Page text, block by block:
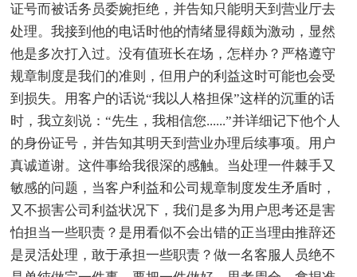
证号而被话务员委婉拒绝，并告知只能明天到营业厅去
处理。我接到他的电话时他的情绪显得颇为激动，显然
他是多次打入过。没有值班长在场，怎样办？严格遵守
规章制度是我们的准则，但用户的利益这时可能也会受
到损失。用客户的话说“我以人格担保”这样的沉重的话
时，我立刻说：“先生，我相信您......”并详细记下他个人
的身份证号，并告知其明天到营业办理后续事项。用户
真诚道谢。这件事给我很深的感触。当处理一件棘手又
敏感的问题，当客户利益和公司规章制度发生矛盾时，
又不损害公司利益状况下，我们是多为用户思考还是害
怕担当一些职责？是用看似不会出错的正当理由推辞还
是灵活处理，敢于承担一些职责？做一名客服人员绝不